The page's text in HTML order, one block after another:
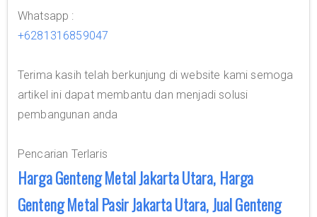
Whatsapp :
+6281316859047
Terima kasih telah berkunjung di website kami semoga
artikel ini dapat membantu dan menjadi solusi
pembangunan anda
Pencarian Terlaris
Harga Genteng Metal Jakarta Utara, Harga
Genteng Metal Pasir Jakarta Utara, Jual Genteng